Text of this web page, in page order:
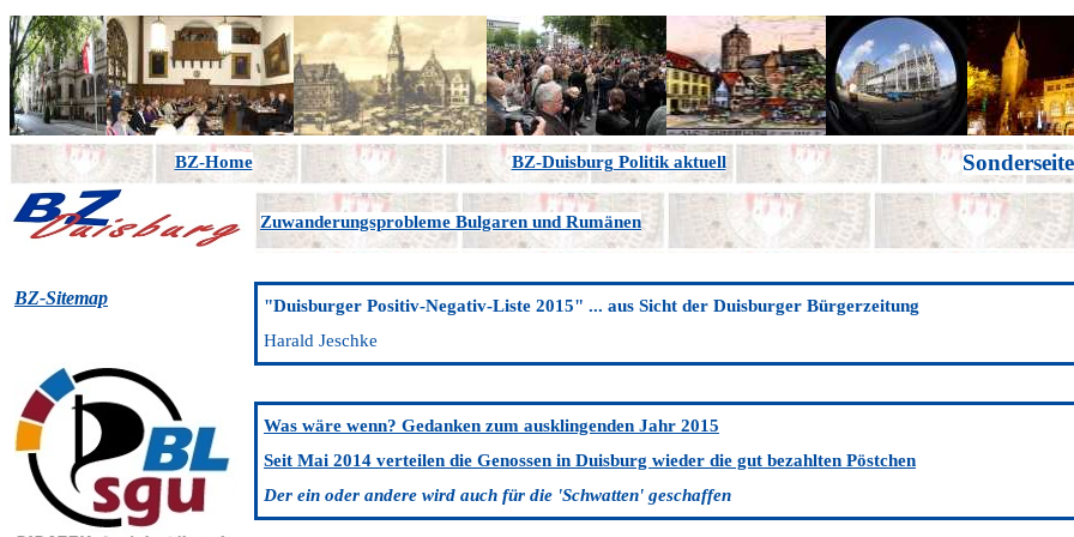
BZ-Home BZ-Duisburg Politik aktuell
BZ-Sitemap
Zuwanderungsprobleme Bulgaren und Rumänen
"Duisburger Positiv-Negativ-Liste 2015" ... aus Sicht der Duisburger Bürgerzeitung
Harald Jeschke
Was wäre wenn? Gedanken zum ausklingenden Jahr 2015
Seit Mai 2014 verteilen die Genossen in Duisburg wieder die gut bezahlten Pöstchen
Der ein oder andere wird auch für die 'Schwatten' geschaffen